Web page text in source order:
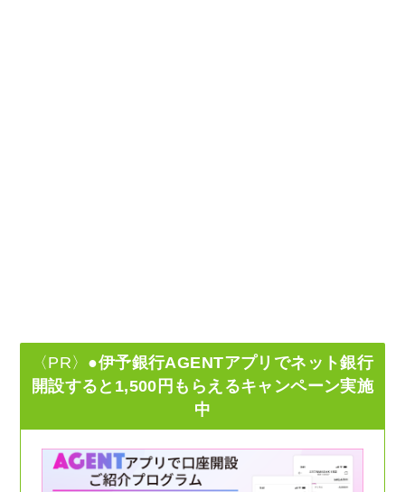
〈PR〉 ●伊予銀行AGENTアプリでネット銀行
開設すると1,500円もらえるキャンペーン実施
中